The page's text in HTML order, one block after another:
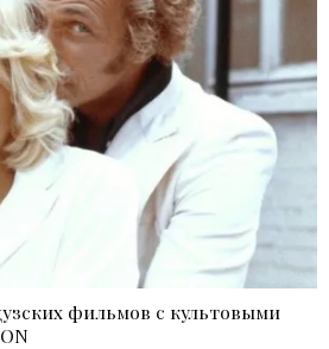
фильмов с культовыми